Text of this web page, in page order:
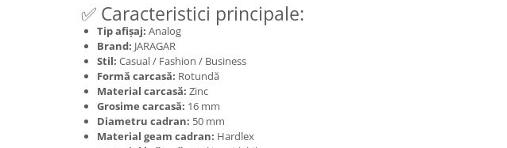
✅ Caracteristici principale:
Tip afișaj: Analog
Brand: JARAGAR
Stil: Casual / Fashion / Business
Formă carcasă: Rotundă
Material carcasă: Zinc
Grosime carcasă: 16 mm
Diametru cadran: 50 mm
Material geam cadran: Hardlex